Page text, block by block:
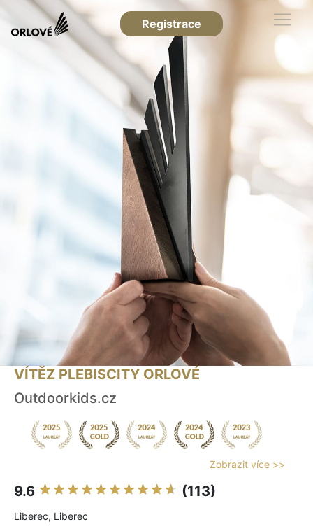
Registrace
VÍTĚZ PLEBISCITY ORLOVÉ
Outdoorkids.cz
Zobrazit více >>
9.6 (113)
Liberec, Liberec